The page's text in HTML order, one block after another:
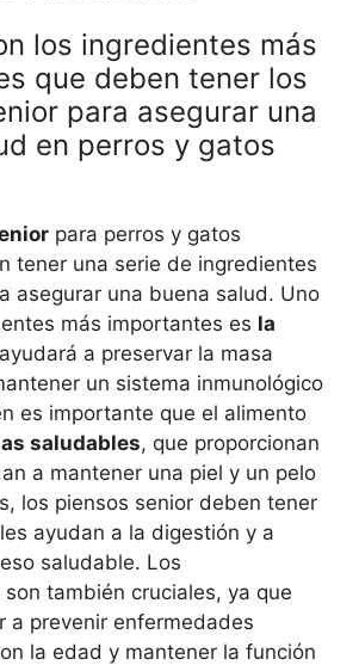
los ingredientes más
que deben tener los
para asegurar una
en perros y gatos
para perros y gatos
tener una serie de ingredientes
asegurar una buena salud. Uno
más importantes es la
a preservar la masa
un sistema inmunológico
es importante que el alimento
saludables, que proporcionan
a mantener una piel y un pelo
los piensos senior deben tener
ayudan a la digestión y a
saludable. Los
son también cruciales, ya que
a prevenir enfermedades
la edad y mantener la función